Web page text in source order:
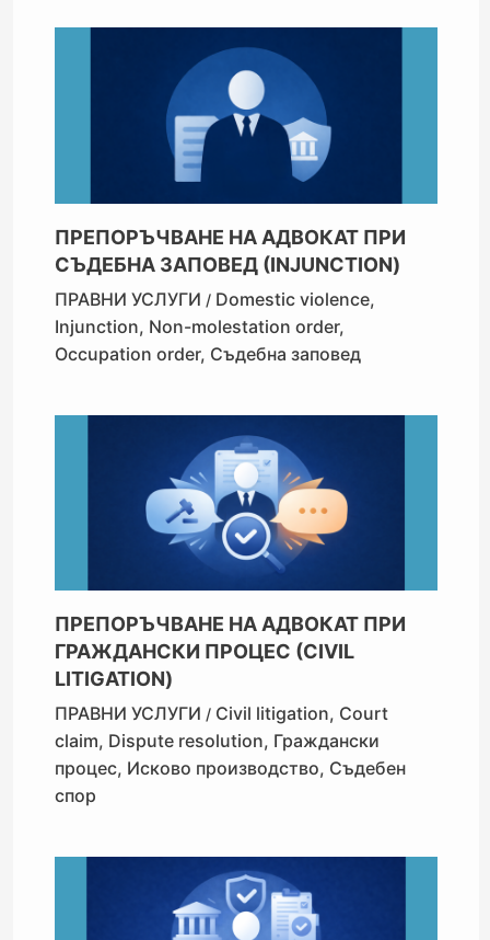
ПРЕПОРЪЧВАНЕ НА АДВОКАТ ПРИ
СЪДЕБНА ЗАПОВЕД (INJUNCTION)
ПРАВНИ УСЛУГИ / Domestic violence,
Injunction, Non-molestation order,
Occupation order, Съдебна заповед
ПРЕПОРЪЧВАНЕ НА АДВОКАТ ПРИ
ГРАЖДАНСКИ ПРОЦЕС (CIVIL
LITIGATION)
ПРАВНИ УСЛУГИ / Civil litigation, Court
claim, Dispute resolution, Граждански
процес, Исково производство, Съдебен
спор